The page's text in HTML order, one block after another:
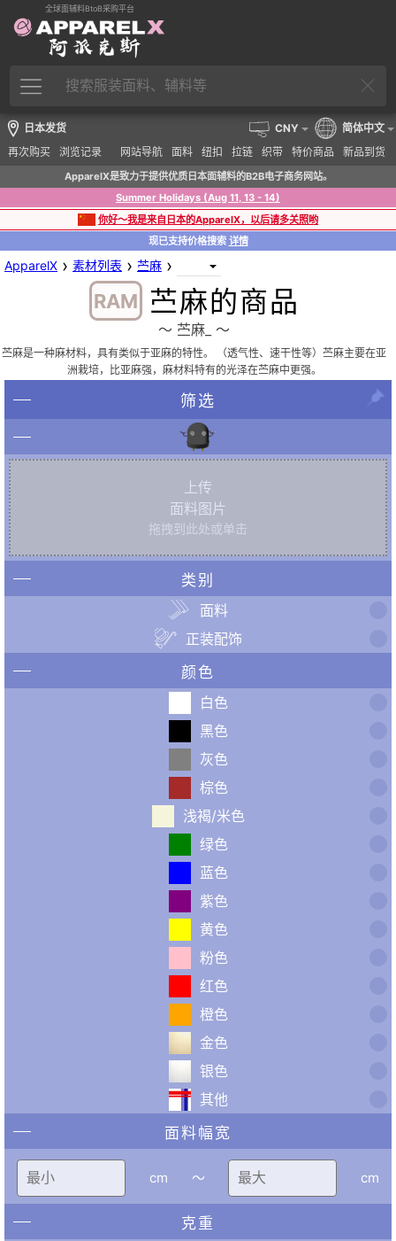
全球面辅料BtoB采购平台
日本发货
再次购买
浏览记录 网站导航 面料 纽扣 拉链 织带 特价商品 新品到货
CNY 简体中文
ApparelX是致力于提供优质日本面辅料的B2B电子商务网站。
Summer Holidays (Aug 11, 13 - 14)
你好～我是来自日本的ApparelX，以后请多关照哟
现已支持价格搜索 详情
ApparelX › 素材列表 › 苎麻 ›
RAM 苎麻的商品
〜 苎麻_ 〜
苎麻是一种麻材料，具有类似于亚麻的特性。 （透气性、速干性等）苎麻主要在亚
洲栽培，比亚麻强，麻材料特有的光泽在苎麻中更强。
筛选
上传
面料图片
拖拽到此处或单击
类别
面料
正装配饰
颜色
白色
黑色
灰色
棕色
浅褐/米色
绿色
蓝色
紫色
黄色
粉色
红色
橙色
金色
银色
其他
面料幅宽
cm 〜 cm
克重